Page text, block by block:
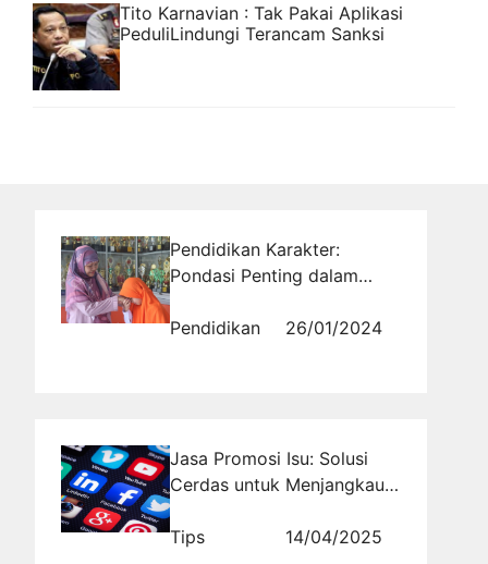
Tito Karnavian : Tak Pakai Aplikasi
PeduliLindungi Terancam Sanksi
Pendidikan Karakter:
Pondasi Penting dalam
Berkualitas
Pendidikan 26/01/2024
Jasa Promosi Isu: Solusi
Cerdas untuk Menjangkau
Tips
14/04/2025